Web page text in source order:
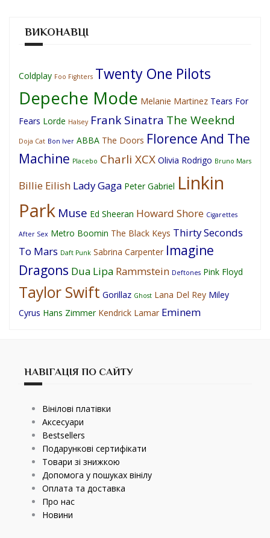
ВИКОНАВЦІ
Coldplay Foo Fighters Twenty One Pilots
Depeche Mode Melanie Martinez Tears For
Fears Lorde Halsey Frank Sinatra The Weeknd
Doja Cat Bon Iver ABBA The Doors Florence And The
Machine Placebo Charli XCX Olivia Rodrigo Bruno Mars
Billie Eilish Lady Gaga Peter Gabriel Linkin
Park Muse Ed Sheeran Howard Shore Cigarettes
After Sex Metro Boomin The Black Keys Thirty Seconds
To Mars Daft Punk Sabrina Carpenter Imagine
Dragons Dua Lipa Rammstein Deftones Pink Floyd
Taylor Swift Gorillaz Ghost Lana Del Rey Miley
Cyrus Hans Zimmer Kendrick Lamar Eminem
НАВІГАЦІЯ ПО САЙТУ
Вінілові платівки
Аксесуари
Bestsellers
Подарункові сертифікати
Товари зі знижкою
Допомога у пошуках вінілу
Оплата та доставка
Про нас
Новини